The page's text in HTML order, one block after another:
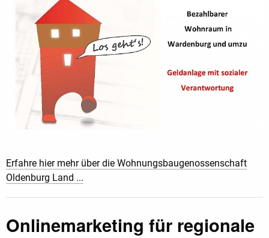
Erfahre hier mehr über die Wohnungsbaugenossenschaft
Oldenburg Land ...
Onlinemarketing für regionale